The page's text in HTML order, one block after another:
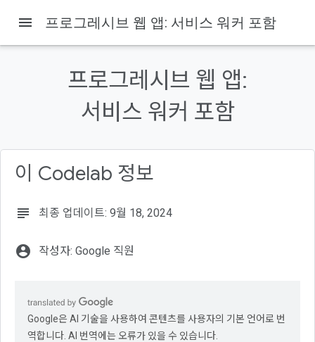
이 페이지의 내용
2. 설정하기
4. 축하합니다.
menu 프로그레시브 웹 앱: 서비스 워커 포함
프로그레시브 웹 앱:
서비스 워커 포함
이 Codelab 정보
subject 최종 업데이트: 9월 18, 2024
account_circle 작성자: Google 직원
Google은 AI 기술을 사용하여 콘텐츠를 사용자의 기본 언어로 번
역합니다. AI 번역에는 오류가 있을 수 있습니다.